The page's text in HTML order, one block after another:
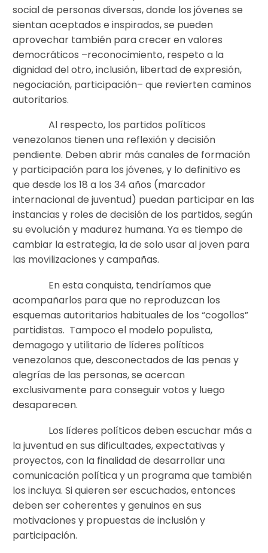
social de personas diversas, donde los jóvenes se
sientan aceptados e inspirados, se pueden
aprovechar también para crecer en valores
democráticos –reconocimiento, respeto a la
dignidad del otro, inclusión, libertad de expresión,
negociación, participación– que revierten caminos
autoritarios.
Al respecto, los partidos políticos
venezolanos tienen una reflexión y decisión
pendiente. Deben abrir más canales de formación
y participación para los jóvenes, y lo definitivo es
que desde los 18 a los 34 años (marcador
internacional de juventud) puedan participar en las
instancias y roles de decisión de los partidos, según
su evolución y madurez humana. Ya es tiempo de
cambiar la estrategia, la de solo usar al joven para
las movilizaciones y campañas.
En esta conquista, tendríamos que
acompañarlos para que no reproduzcan los
esquemas autoritarios habituales de los “cogollos”
partidistas. Tampoco el modelo populista,
demagogo y utilitario de líderes políticos
venezolanos que, desconectados de las penas y
alegrías de las personas, se acercan
exclusivamente para conseguir votos y luego
desaparecen.
Los líderes políticos deben escuchar más a
la juventud en sus dificultades, expectativas y
proyectos, con la finalidad de desarrollar una
comunicación política y un programa que también
los incluya. Si quieren ser escuchados, entonces
deben ser coherentes y genuinos en sus
motivaciones y propuestas de inclusión y
participación.